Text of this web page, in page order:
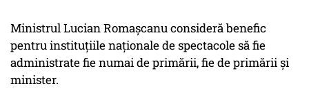
Ministrul Lucian Romaşcanu consideră benefic
pentru instituţiile naţionale de spectacole să fie
administrate fie numai de primării, fie de primării şi
minister.